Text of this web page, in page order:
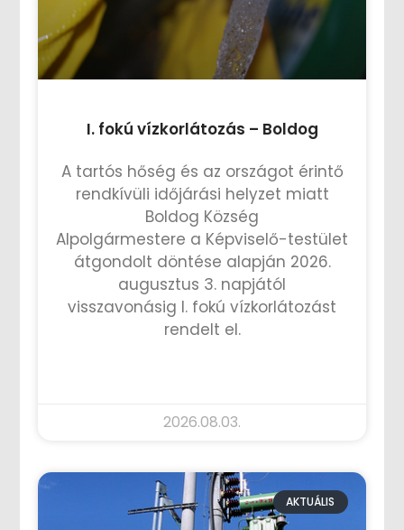
I. fokú vízkorlátozás – Boldog
A tartós hőség és az országot érintő
rendkívüli időjárási helyzet miatt
Boldog Község
Alpolgármestere a Képviselő-testület
átgondolt döntése alapján 2026.
augusztus 3. napjától
visszavonásig I. fokú vízkorlátozást
rendelt el.
2026.08.03.
AKTUÁLIS